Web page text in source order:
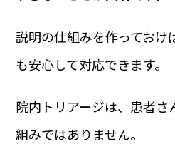
説明の仕組みを作っておけ
も安心して対応できます。
院内トリアージは、患者
組みではありません。